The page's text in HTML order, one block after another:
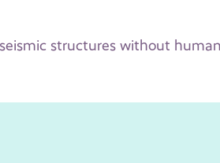
structures without